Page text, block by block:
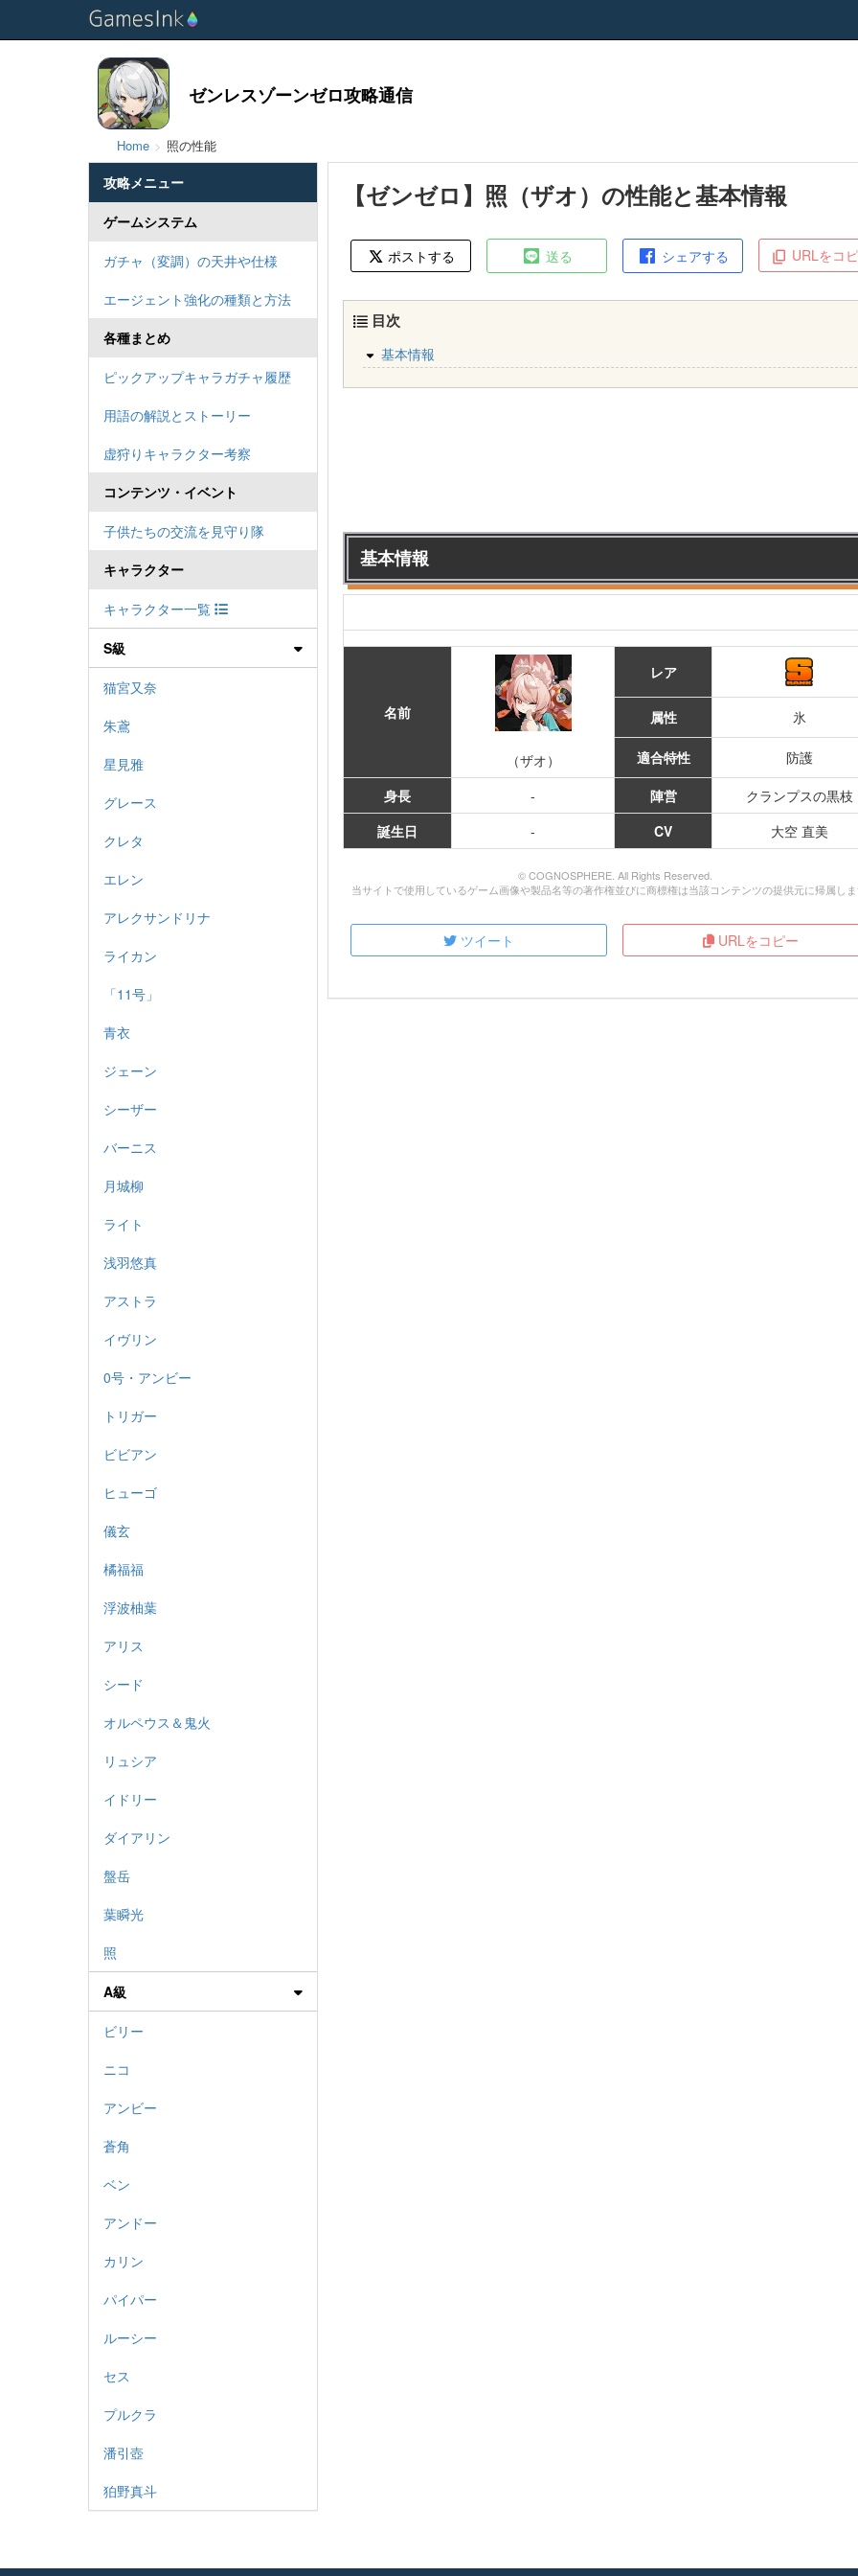
ゼンレスゾーンゼロ攻略通信
Home 照の性能
攻略メニュー
ゲームシステム
ガチャ（変調）の天井や仕様
エージェント強化の種類と方法
各種まとめ
ピックアップキャラガチャ履歴
用語の解説とストーリー
虚狩りキャラクター考察
コンテンツ・イベント
子供たちの交流を見守り隊
キャラクター
キャラクター一覧
S級
猫宮又奈
朱鳶
星見雅
グレース
クレタ
エレン
アレクサンドリナ
ライカン
「11号」
青衣
ジェーン
シーザー
バーニス
月城柳
ライト
浅羽悠真
アストラ
イヴリン
0号・アンビー
トリガー
ビビアン
ヒューゴ
儀玄
橘福福
浮波柚葉
アリス
シード
オルペウス＆鬼火
リュシア
イドリー
ダイアリン
盤岳
葉瞬光
照
A級
ビリー
ニコ
アンビー
蒼角
ベン
アンドー
カリン
パイパー
ルーシー
セス
プルクラ
潘引壺
狛野真斗
【ゼンゼロ】照（ザオ）の性能と基本情報
ポストする 送る シェアする URLをコ
目次
基本情報
基本情報
名前
（ザオ）
レア
属性 氷
適合特性
防護
身長
- 陣営
クランプスの黒枝
誕生日
- CV 大空 直美
© COGNOSPHERE. All Rights Reserved.
当サイトで使用しているゲーム画像や製品名等の著作権並びに商標権は当該コンテンツの提供元に帰属し
ツイート URLをコピー